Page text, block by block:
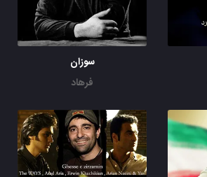
سوزان
فرهاد